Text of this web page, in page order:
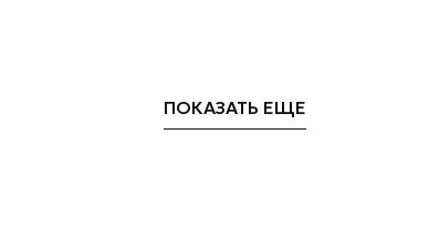
ПОКАЗАТЬ ЕЩЕ